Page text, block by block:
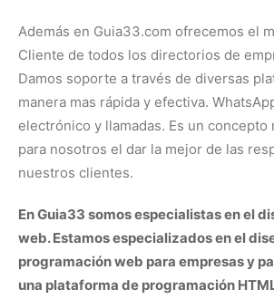
Además en Guia33.com ofrecemos el
Cliente de todos los directorios de
Damos soporte a través de diversas
manera mas rápida y efectiva.
electrónico y llamadas. Es un concepto
para nosotros el dar la mejor de las
nuestros clientes.
En Guia33 somos especialistas en el
web. Estamos especializados en el
programación web para empresas y
una plataforma de programación